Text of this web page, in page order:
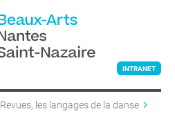
INTRANET
Revues, les langages de la danse